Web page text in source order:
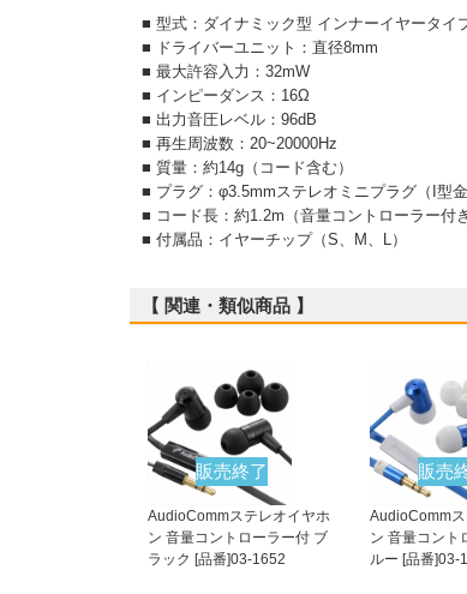
■ 型式：ダイナミック型 インナーイヤータイ
■ ドライバーユニット：直径8mm
■ 最大許容入力：32mW
■ インピーダンス：16Ω
■ 出力音圧レベル：96dB
■ 再生周波数：20~20000Hz
■ 質量：約14g（コード含む）
■ プラグ：φ3.5mmステレオミニプラグ（I型金
■ コード長：約1.2m（音量コントローラー付き
■ 付属品：イヤーチップ（S、M、L）
【 関連・類似商品 】
販売終了
AudioCommステレオイヤホ
ン 音量コントローラー付 ブ
ラック [品番]03-1652
販売
AudioComm
ン 音量コント
ルー [品番]03-